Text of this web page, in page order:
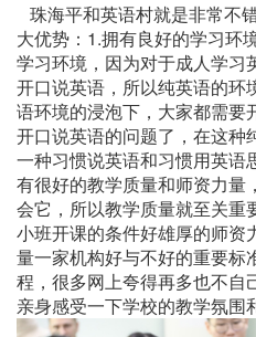
珠海平和英语村就是非常不
大优势：1.拥有良好的学习环
学习环境，因为对于成人学习
开口说英语，所以纯英语的环
语环境的浸泡下，大家都需要
开口说英语的问题了，在这种
一种习惯说英语和习惯用英语
有很好的教学质量和师资力量
会它，所以教学质量就至关重
小班开课的条件好雄厚的师资
量一家机构好与不好的重要标
程，很多网上夸得再多也不自
亲身感受一下学校的教学氛围